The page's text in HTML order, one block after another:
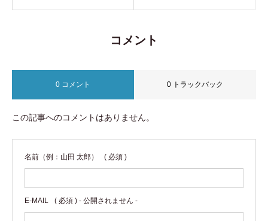
コメント
0 コメント 0 トラックバック
この記事へのコメントはありません。
名前（例：山田 太郎） ( 必須 )
E-MAIL ( 必須 ) - 公開されません -